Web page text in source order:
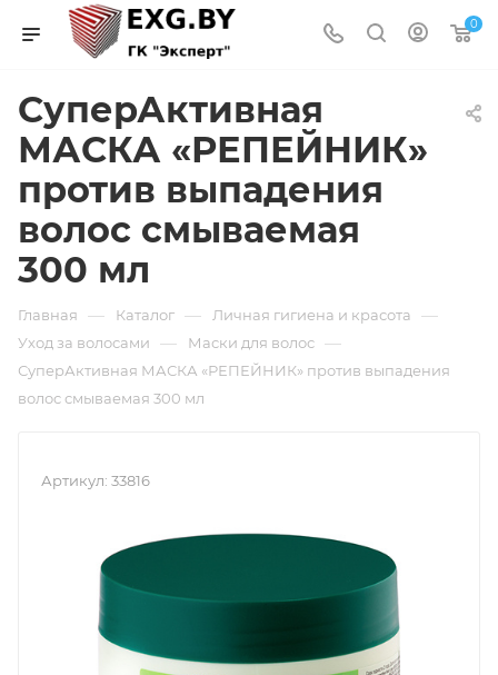
0
СуперАктивная
МАСКА «РЕПЕЙНИК»
против выпадения
волос смываемая
300 мл
Главная — Каталог — Личная гигиена и красота —
Уход за волосами — Маски для волос —
СуперАктивная МАСКА «РЕПЕЙНИК» против выпадения
волос смываемая 300 мл
Артикул: 33816